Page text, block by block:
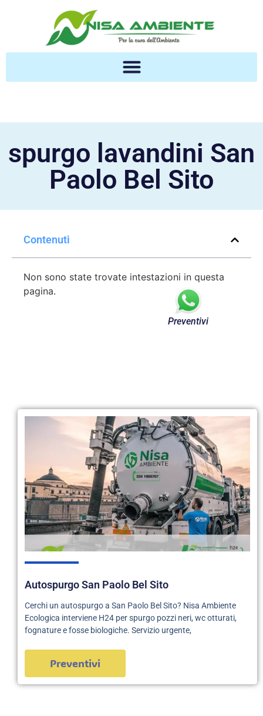
spurgo lavandini San
Paolo Bel Sito
Contenuti
Non sono state trovate intestazioni in questa
pagina.
Autospurgo San Paolo Bel Sito
Cerchi un autospurgo a San Paolo Bel Sito? Nisa Ambiente
Ecologica interviene H24 per spurgo pozzi neri, wc otturati,
fognature e fosse biologiche. Servizio urgente,
Preventivi
Preventivi